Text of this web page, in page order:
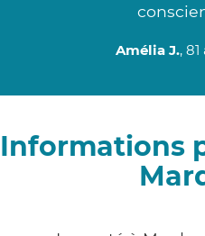
Amélia J.,
Informations